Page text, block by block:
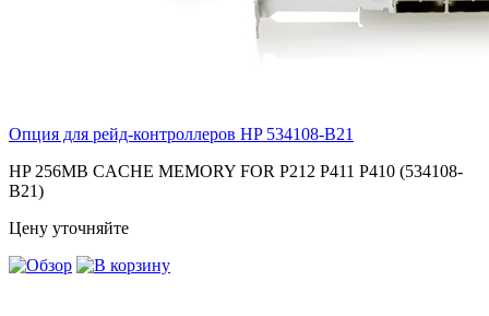
Опция для pейд-контроллеров HP 534108-B21
HP 256MB CACHE MEMORY FOR P212 P411 P410 (534108-
B21)
Цену уточняйте